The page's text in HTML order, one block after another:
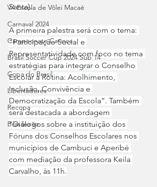
V4 Escola de Vôlei Macaé
Carnaval 2024
Campeonato Carioca
Brasil Soccer Cup 2024 Sub 14
Copa do Brasil
Libertadores
Recopa
Brasileirão
Santa).
A primeira palestra será com o tema:
“Participação Social e
Representatividade com foco no tema
estratégias para integrar o Conselho
Escolar à Rotina: Acolhimento,
Inclusão, Convivência e
Democratização da Escola”. Também
será destacada a abordagem
“Diálogos sobre a instituição dos
Fóruns dos Conselhos Escolares nos
municípios de Cambuci e Aperibé
com mediação da professora Keila
Carvalho, às 11h.